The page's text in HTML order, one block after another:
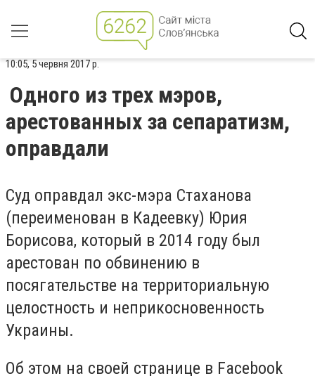
10:05, 5 червня 2017 р.
Одного из трех мэров,
арестованных за сепаратизм,
оправдали
Суд оправдал экс-мэра Стаханова
(переименован в Кадеевку) Юрия
Борисова, который в 2014 году был
арестован по обвинению в
посягательстве на территориальную
целостность и неприкосновенность
Украины.
Об этом на своей странице в Facebook